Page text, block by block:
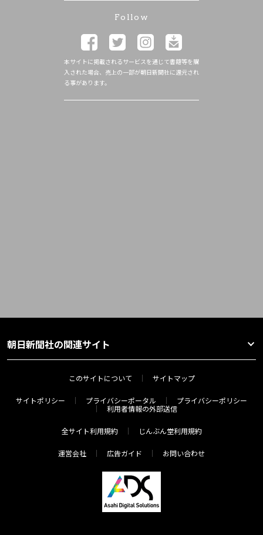
Follow
本サイトに掲載されるサービスを通じて書籍等を購
入された場合、売上の一部が朝日新聞社に還元され
る事があります。
朝日新聞社の関連サイト
このサイトについて サイトマップ
サイトポリシー プライバシーポータル
プライバシーポリシー
利用者情報の外部送信
全サイト利用規約 じんぶん堂利用規約
運営会社 広告ガイド お問い合わせ